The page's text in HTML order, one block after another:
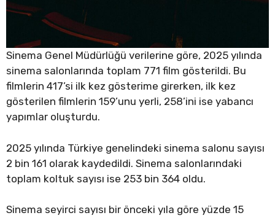
Sinema Genel Müdürlüğü verilerine göre, 2025 yılında
sinema salonlarında toplam 771 film gösterildi. Bu
filmlerin 417’si ilk kez gösterime girerken, ilk kez
gösterilen filmlerin 159’unu yerli, 258’ini ise yabancı
yapımlar oluşturdu.
2025 yılında Türkiye genelindeki sinema salonu sayısı
2 bin 161 olarak kaydedildi. Sinema salonlarındaki
toplam koltuk sayısı ise 253 bin 364 oldu.
Sinema seyirci sayısı bir önceki yıla göre yüzde 15